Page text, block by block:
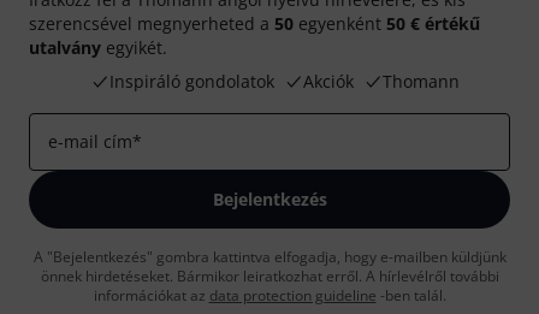
szerencsével megnyerheted a 50 egyenként 50 € értékű
utalvány egyikét.
Inspiráló gondolatok
Akciók Thomann
e-mail cím*
Bejelentkezés
A "Bejelentkezés" gombra kattintva elfogadja, hogy e-mailben küldjünk
önnek hirdetéseket. Bármikor leiratkozhat erről. A hírlevélről további
információkat az data protection guideline -ben talál.